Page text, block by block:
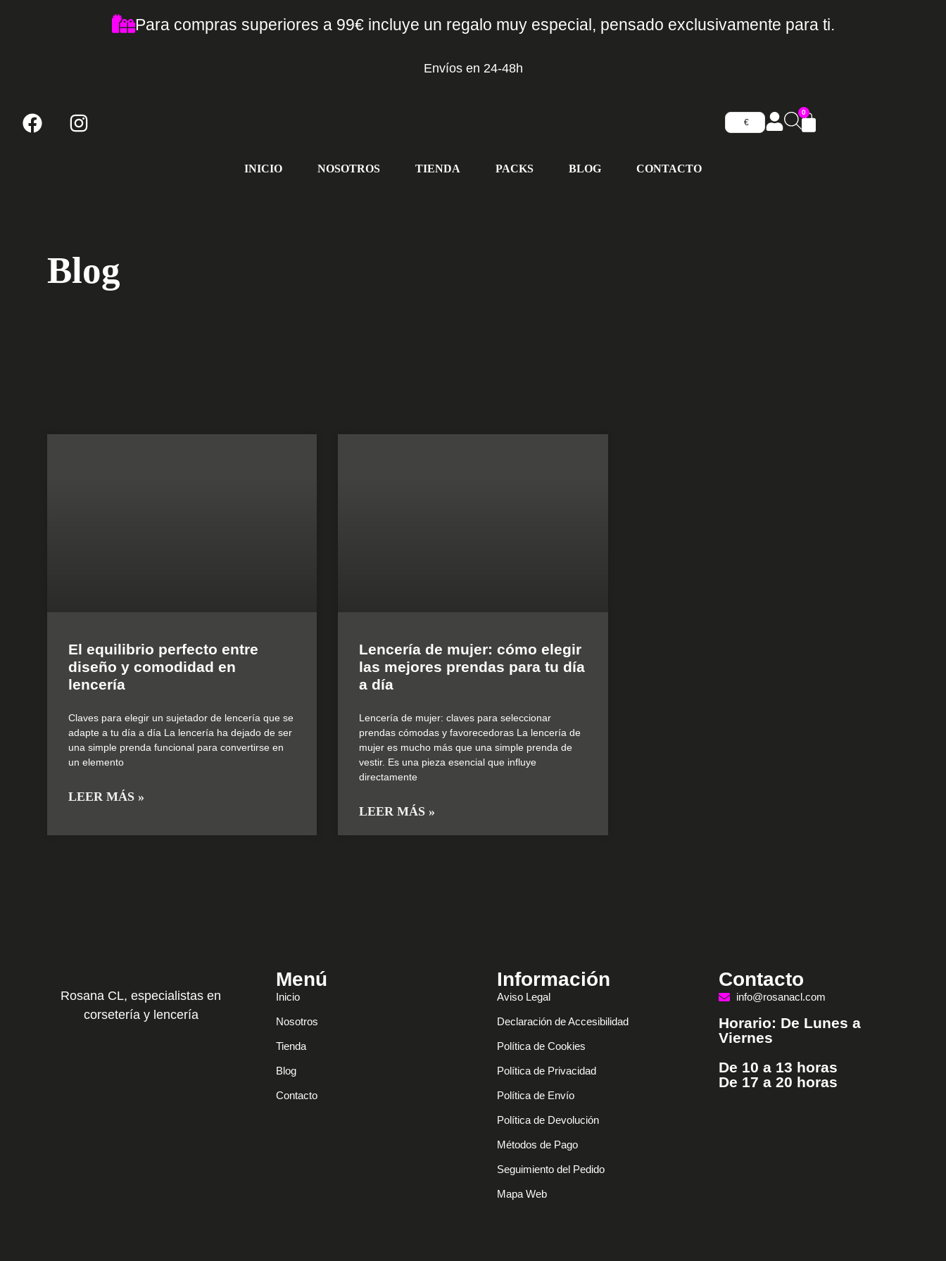
Para compras superiores a 99€ incluye un regalo muy especial, pensado exclusivamente para ti.
Envíos en 24-48h
€
0
INICIO NOSOTROS TIENDA PACKS BLOG CONTACTO
Blog
El equilibrio perfecto entre
diseño y comodidad en
lencería
Claves para elegir un sujetador de lencería que se
adapte a tu día a día La lencería ha dejado de ser
una simple prenda funcional para convertirse en
un elemento
LEER MÁS »
Lencería de mujer: cómo elegir
las mejores prendas para tu día
a día
Lencería de mujer: claves para seleccionar
prendas cómodas y favorecedoras La lencería de
mujer es mucho más que una simple prenda de
vestir. Es una pieza esencial que influye
directamente
LEER MÁS »
Rosana CL, especialistas en
corsetería y lencería
Menú
Inicio
Nosotros
Tienda
Blog
Contacto
Información
Aviso Legal
Declaración de Accesibilidad
Política de Cookies
Política de Privacidad
Política de Envío
Política de Devolución
Métodos de Pago
Seguimiento del Pedido
Mapa Web
Contacto
info@rosanacl.com
Horario: De Lunes a
Viernes
De 10 a 13 horas
De 17 a 20 horas